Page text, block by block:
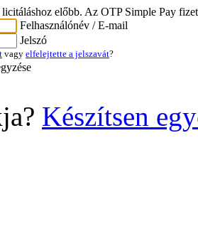
előbb. Az OTP Simple Pay
Felhasználónév / E-mail
Jelszó
vagy elfelejtette a jelszavát?
Készítsen